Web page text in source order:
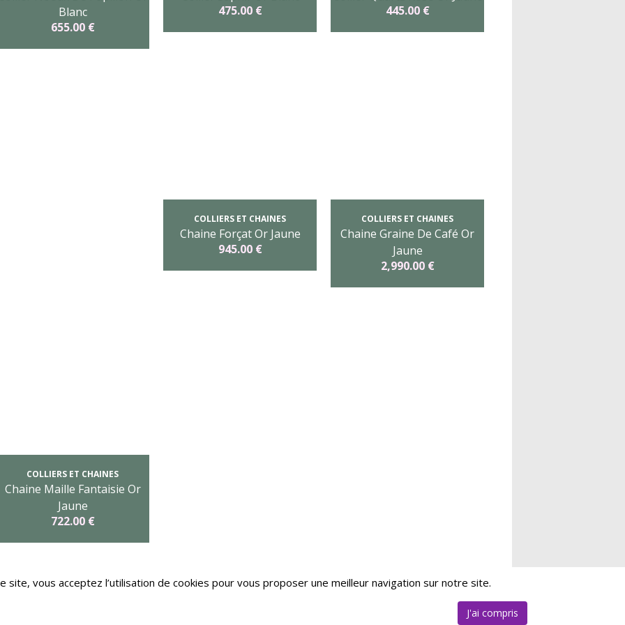
Blanc
655.00 €
475.00 €
445.00 €
COLLIERS ET CHAINES
Chaine Forçat Or Jaune
945.00 €
COLLIERS ET CHAINES
Chaine Graine De Café Or
Jaune
2,990.00 €
COLLIERS ET CHAINES
Chaine Maille Fantaisie Or
Jaune
722.00 €
site, vous acceptez l’utilisation de cookies pour vous proposer une meilleur navigation sur notre site.
J'ai compris